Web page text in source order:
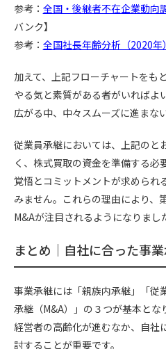
参考： 全国・後継者不在企業動向
バンク】
参考： 全国社長年齢分析（2020年）
加えて、上記フローチャートをも
やる気と素質がある者がいればよ
広がる中、中々スムーズに進まな
従業員承継においては、上記のと
く、株式買取の資金を準備する必
覚悟とコミットメントが求められ
みません。これらの理由により、
M&Aが注目されるようになりまし
まとめ｜自社に合った事
事業承継には「親族内承継」「従
承継（M&A）」の３つが基本とな
経営者の高齢化が進むなか、自社
討することが重要です。